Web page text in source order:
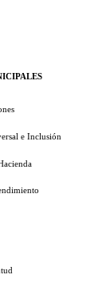
e Inclusión